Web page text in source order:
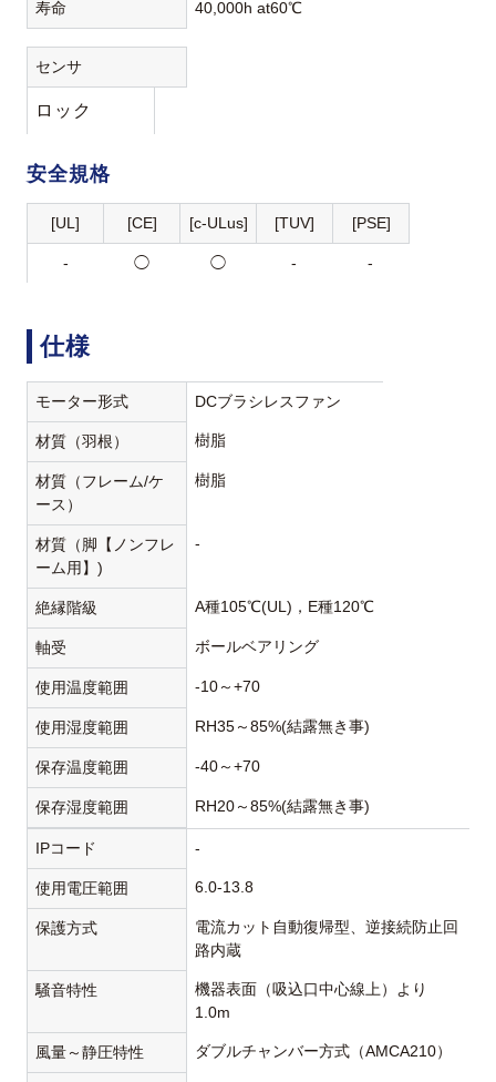
寿命 40,000h at60℃
センサ
ロック
安全規格
[UL] [CE] [c-ULus] [TUV] [PSE]
- ◯ ◯ - -
仕様
モーター形式 DCブラシレスファン
材質（羽根） 樹脂
材質（フレーム/ケ
ース）
樹脂
材質（脚【ノンフレ
ーム用】)
-
絶縁階級 A種105℃(UL)，E種120℃
軸受 ボールベアリング
使用温度範囲 -10～+70
使用湿度範囲 RH35～85%(結露無き事)
保存温度範囲 -40～+70
保存湿度範囲 RH20～85%(結露無き事)
IPコード -
使用電圧範囲 6.0-13.8
保護方式
電流カット自動復帰型、逆接続防止回
路内蔵
騒音特性
機器表面（吸込口中心線上）より
1.0m
風量～静圧特性 ダブルチャンバー方式（AMCA210）